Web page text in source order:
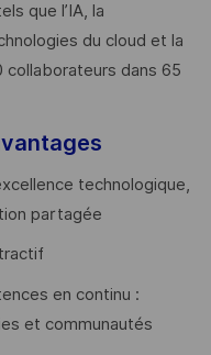
que l’IA, la
du cloud et la
dans 65
technologique,
partagée
en continu :
et communautés